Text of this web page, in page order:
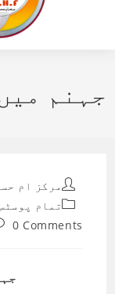
جہنم
Post
author:
مرکز ام
Post
category:
تمام
Post
0 Comments